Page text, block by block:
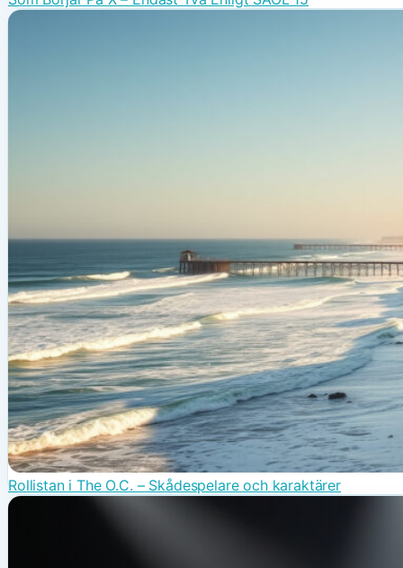
Rollistan i The O.C. – Skådespelare och karaktärer